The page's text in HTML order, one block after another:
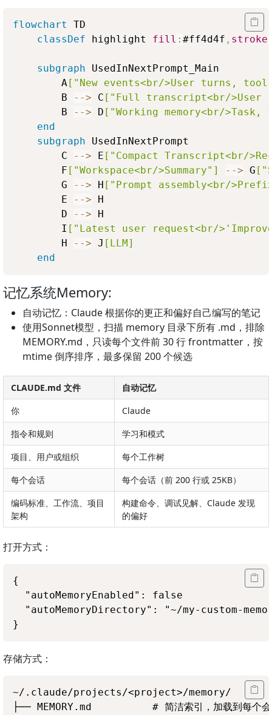
flowchart
TD
classDef highlight fill : #ff4d4f , stroke
subgraph UsedInNextPrompt_Main
        A
["New events<br/>User turns,
        B
--> C ["Full transcript<br/>User
        B
--> D ["Working memory<br/
end
subgraph UsedInNextPrompt
        C
--> E ["Compact Transcript<br/
        F
["Workspace<br/>Summary"] --> G
        G
--> H ["Prompt assembly<br/
        E
--> H
        D
--> H
        I
["Latest user request<br/
        H
--> J [LLM]
end
记忆系统Memory:
自动记忆：Claude 根据你的更正和偏好自己编写的笔记
使用Sonnet模型，扫描 memory 目录下所有 .md，排除
MEMORY.md，只读每个文件前 30 行 frontmatter，按
mtime 倒序排序，最多保留 200 个候选
CLAUDE.md 文件
自动记忆
你
Claude
指令和规则
学习和模式
项目、用户或组织
每个工作树
每个会话
每个会话（前 200 行或 25KB）
编码标准、工作流、项目
架构
构建命令、调试见解、Claude 发现
的偏好
打开方式：
{
  "autoMemoryEnabled": false
"autoMemoryDirectory": "~/my-custom-
存储方式：
~/.claude/projects/<project>/memory/
├── MEMORY.md          # 简洁索引，加载到每个会